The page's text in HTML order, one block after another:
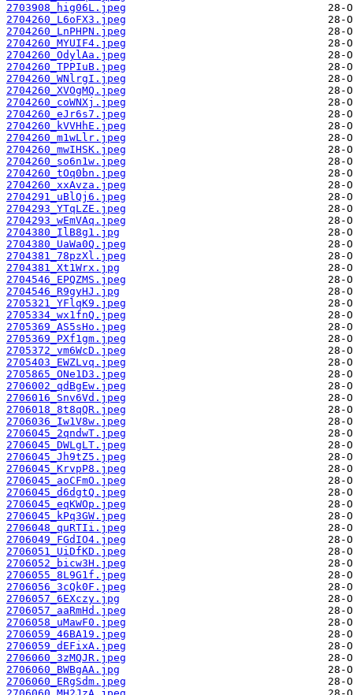
2703908_hig06L.jpeg
2704260_L6oFX3.jpeg
2704260_LnPHPN.jpeg
2704260_MYUIF4.jpeg
2704260_OdylAa.jpeg
2704260_TPPIuB.jpeg
2704260_WNlrgI.jpeg
2704260_XVOgMQ.jpeg
2704260_coWNXj.jpeg
2704260_eJr6s7.jpeg
2704260_kVVHhE.jpeg
2704260_m1wLlr.jpeg
2704260_mwIHSK.jpeg
2704260_so6n1w.jpeg
2704260_tOq0bn.jpeg
2704260_xxAvza.jpeg
2704291_uBlQj6.jpeg
2704293_YTqLZE.jpeg
2704293_wEmVAq.jpeg
2704380_IlB8g1.jpg
2704380_UaWa0Q.jpeg
2704381_78pzXl.jpeg
2704381_Xt1Wrx.jpg
2704546_EPQZMS.jpeg
2704546_R9gyHJ.jpg
2705321_YFlqK9.jpeg
2705334_wx1fnQ.jpeg
2705369_AS5sHo.jpeg
2705369_PXf1gm.jpeg
2705372_vm6WcD.jpeg
2705403_EWZLvq.jpeg
2705865_ONe1D3.jpeg
2706002_qdBgEw.jpeg
2706016_Snv6Vd.jpeg
2706018_8t8qQR.jpeg
2706036_Iw1V8w.jpeg
2706045_2qndwT.jpeg
2706045_DWLgLT.jpeg
2706045_Jh9tZ5.jpeg
2706045_KrvpP8.jpeg
2706045_aoCFmO.jpeg
2706045_d6dgtQ.jpeg
2706045_eqKWOp.jpeg
2706045_kPq3GW.jpeg
2706048_quRTIi.jpeg
2706049_FGdIO4.jpeg
2706051_UiDfKD.jpeg
2706052_bicw3H.jpeg
2706055_8L9G1f.jpeg
2706056_3cQk0F.jpeg
2706057_6EXczy.jpg
2706057_aaRmHd.jpeg
2706058_uMawF0.jpeg
2706059_46BA19.jpeg
2706059_dEFixA.jpeg
2706060_3zMQJR.jpeg
2706060_BWBgAA.jpg
2706060_ERgSdm.jpeg